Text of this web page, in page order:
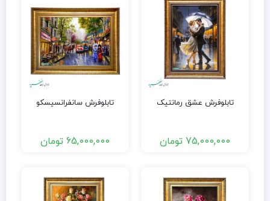
تابلوفرش عشق رمانتیک
75,000,000 تومان
تابلوفرش سانفرانسیسکو
65,000,000 تومان